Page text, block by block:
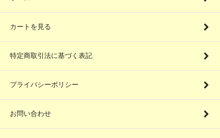
カートを見る
特定商取引法に基づく表記
プライバシーポリシー
お問い合わせ